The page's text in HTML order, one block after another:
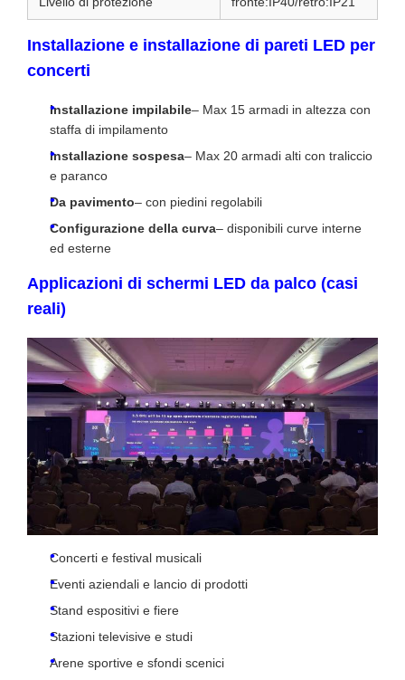
Installazione e installazione di pareti LED per
concerti
Installazione impilabile– Max 15 armadi in altezza con
staffa di impilamento
Installazione sospesa– Max 20 armadi alti con traliccio
e paranco
Da pavimento– con piedini regolabili
Configurazione della curva– disponibili curve interne
ed esterne
Applicazioni di schermi LED da palco (casi
reali)
Concerti e festival musicali
Eventi aziendali e lancio di prodotti
Stand espositivi e fiere
Stazioni televisive e studi
Arene sportive e sfondi scenici